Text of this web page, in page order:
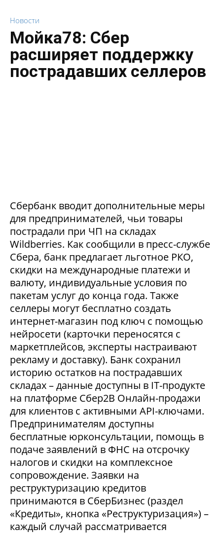
Новости
Мойка78: Сбер
расширяет поддержку
пострадавших селлеров
Сбербанк вводит дополнительные меры
для предпринимателей, чьи товары
пострадали при ЧП на складах
Wildberries. Как сообщили в пресс-службе
Сбера, банк предлагает льготное РКО,
скидки на международные платежи и
валюту, индивидуальные условия по
пакетам услуг до конца года. Также
селлеры могут бесплатно создать
интернет-магазин под ключ с помощью
нейросети (карточки переносятся с
маркетплейсов, эксперты настраивают
рекламу и доставку). Банк сохранил
историю остатков на пострадавших
складах – данные доступны в IT-продукте
на платформе Сбер2В Онлайн-продажи
для клиентов с активными API-ключами.
Предпринимателям доступны
бесплатные юрконсультации, помощь в
подаче заявлений в ФНС на отсрочку
налогов и скидки на комплексное
сопровождение. Заявки на
реструктуризацию кредитов
принимаются в СберБизнес (раздел
«Кредиты», кнопка «Реструктуризация») –
каждый случай рассматривается